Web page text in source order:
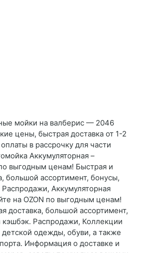
мойки на валберис — 2046
цены, быстрая доставка от 1-2
в рассрочку для части
Аккумуляторная –
выгодным ценам! Быстрая и
большой ассортимент, бонусы,
Аккумуляторная
на OZON по выгодным ценам!
доставка, большой ассортимент,
кэшбэк. Распродажи, Коллекции
одежды, обуви, а также
Информация о доставке и